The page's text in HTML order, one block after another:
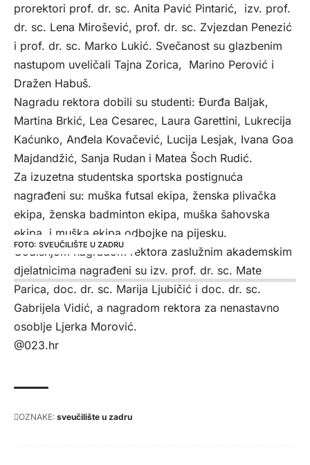
SVEUČILIŠTE U ZADRU
prorektori prof. dr. sc. Anita Pavić Pintarić, izv. prof.
dr. sc. Lena Mirošević, prof. dr. sc. Zvjezdan Penezić
i prof. dr. sc. Marko Lukić. Svečanost su glazbenim
nastupom uveličali Tajna Zorica, Marino Perović i
Dražen Habuš.
Nagradu rektora dobili su studenti: Đurđa Baljak,
Martina Brkić, Lea Cesarec, Laura Garettini, Lukrecija
Kaćunko, Anđela Kovačević, Lucija Lesjak, Ivana Goa
Majdandžić, Sanja Rudan i Matea Šoch Rudić.
Za izuzetna studentska sportska postignuća
nagrađeni su: muška futsal ekipa, ženska plivačka
ekipa, ženska badminton ekipa, muška šahovska
ekipa i muška ekipa odbojke na pijesku.
Godišnjom nagradom rektora zaslužnim akademskim
djelatnicima nagrađeni su izv. prof. dr. sc. Mate
Parica, doc. dr. sc. Marija Ljubičić i doc. dr. sc.
Gabrijela Vidić, a nagradom rektora za nenastavno
osoblje Ljerka Morović.
@023.hr
OZNAKE: sveučilište u zadru